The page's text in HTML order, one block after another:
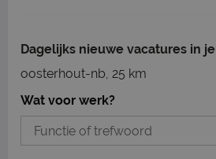
Dagelijks nieuwe vacatures in
oosterhout-nb, 25 km
Wat voor werk?